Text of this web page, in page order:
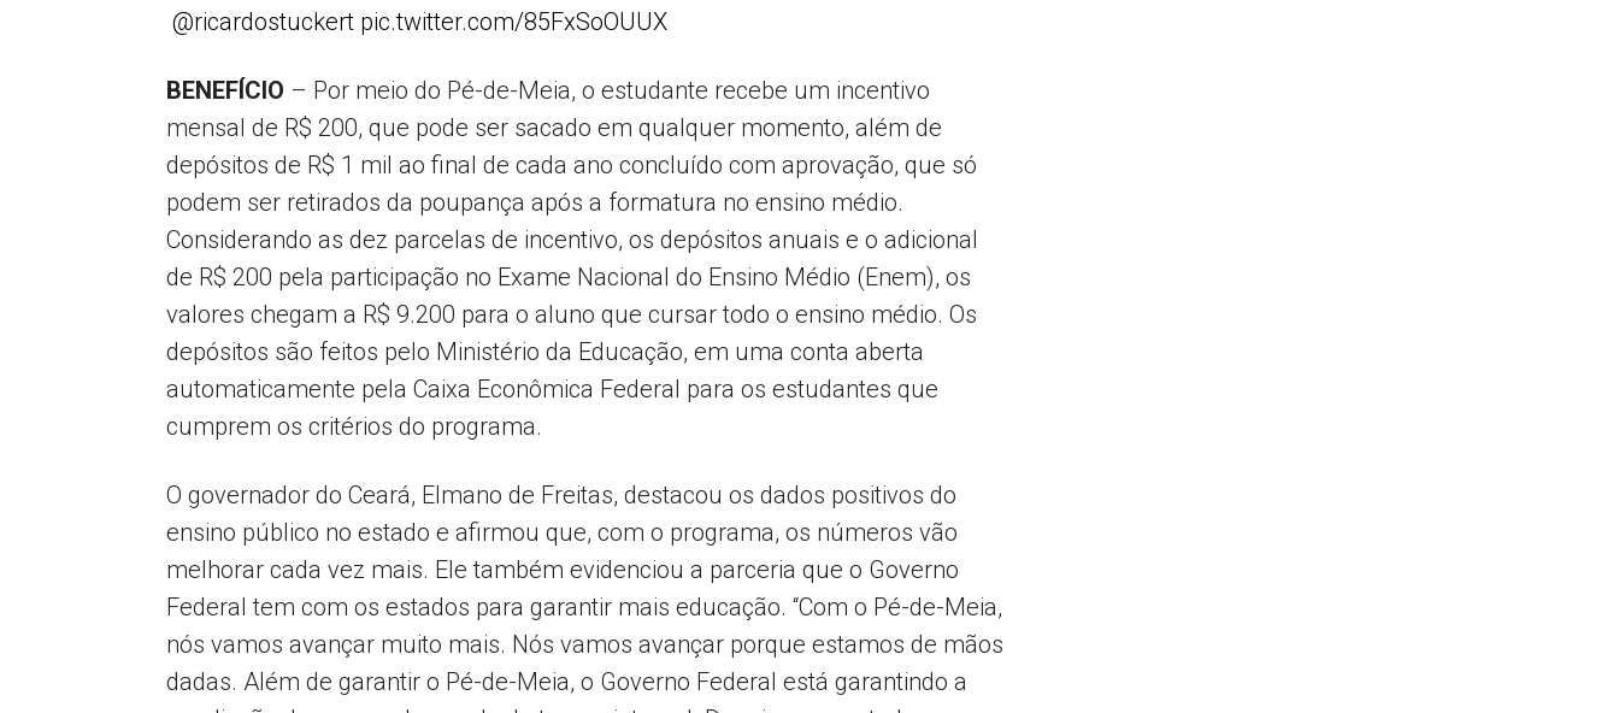
@ricardostuckert pic.twitter.com/85FxSoOUUX
BENEFÍCIO – Por meio do Pé-de-Meia, o estudante recebe um incentivo
mensal de R$ 200, que pode ser sacado em qualquer momento, além de
depósitos de R$ 1 mil ao final de cada ano concluído com aprovação, que só
podem ser retirados da poupança após a formatura no ensino médio.
Considerando as dez parcelas de incentivo, os depósitos anuais e o adicional
de R$ 200 pela participação no Exame Nacional do Ensino Médio (Enem), os
valores chegam a R$ 9.200 para o aluno que cursar todo o ensino médio. Os
depósitos são feitos pelo Ministério da Educação, em uma conta aberta
automaticamente pela Caixa Econômica Federal para os estudantes que
cumprem os critérios do programa.
O governador do Ceará, Elmano de Freitas, destacou os dados positivos do
ensino público no estado e afirmou que, com o programa, os números vão
melhorar cada vez mais. Ele também evidenciou a parceria que o Governo
Federal tem com os estados para garantir mais educação. “Com o Pé-de-Meia,
nós vamos avançar muito mais. Nós vamos avançar porque estamos de mãos
dadas. Além de garantir o Pé-de-Meia, o Governo Federal está garantindo a